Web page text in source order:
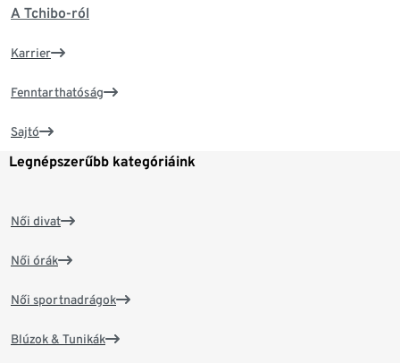
A Tchibo-ról
Karrier
Fenntarthatóság
Sajtó
Legnépszerűbb kategóriáink
Női divat
Női órák
Női sportnadrágok
Blúzok & Tunikák